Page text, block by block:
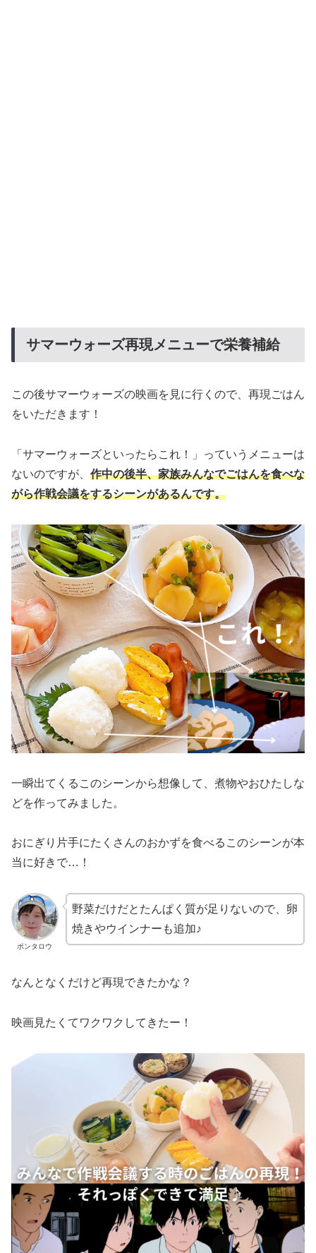
サマーウォーズ再現メニューで栄養補給
この後サマーウォーズの映画を見に行くので、再現ごはん
をいただきます！
「サマーウォーズといったらこれ！」っていうメニューは
ないのですが、 作中の後半、家族みんなでごはんを食べな
がら作戦会議をするシーンがあるんです。
一瞬出てくるこのシーンから想像して、煮物やおひたしな
どを作ってみました。
おにぎり片手にたくさんのおかずを食べるこのシーンが本
当に好きで…！
ポンタロウ
野菜だけだとたんぱく質が足りないので、卵
焼きやウインナーも追加♪
なんとなくだけど再現できたかな？
映画見たくてワクワクしてきたー！